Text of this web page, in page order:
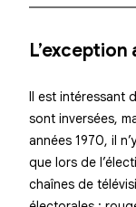
Il est intéressant
sont inversées,
années 1970, il
que lors de
chaînes de